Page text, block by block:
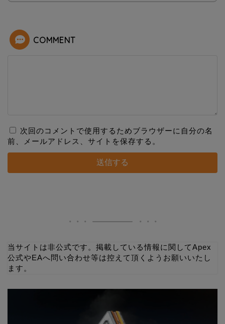
COMMENT
次回のコメントで使用するためブラウザーに自分の名
前、メールアドレス、サイトを保存する。
当サイトは非公式です。掲載している情報に関してApex
公式やEAへ問い合わせ等は控えて頂くようお願いいたし
ます。